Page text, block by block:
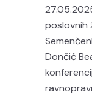
poslovnih
Dončić